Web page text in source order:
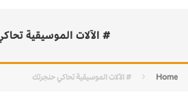
# الآلات الموسيقية
Home # الآلات الموسيقية تحاكي حنجرتك